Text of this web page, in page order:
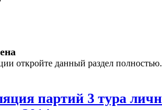
откройте данный раздел полностью.
партий 3 тура